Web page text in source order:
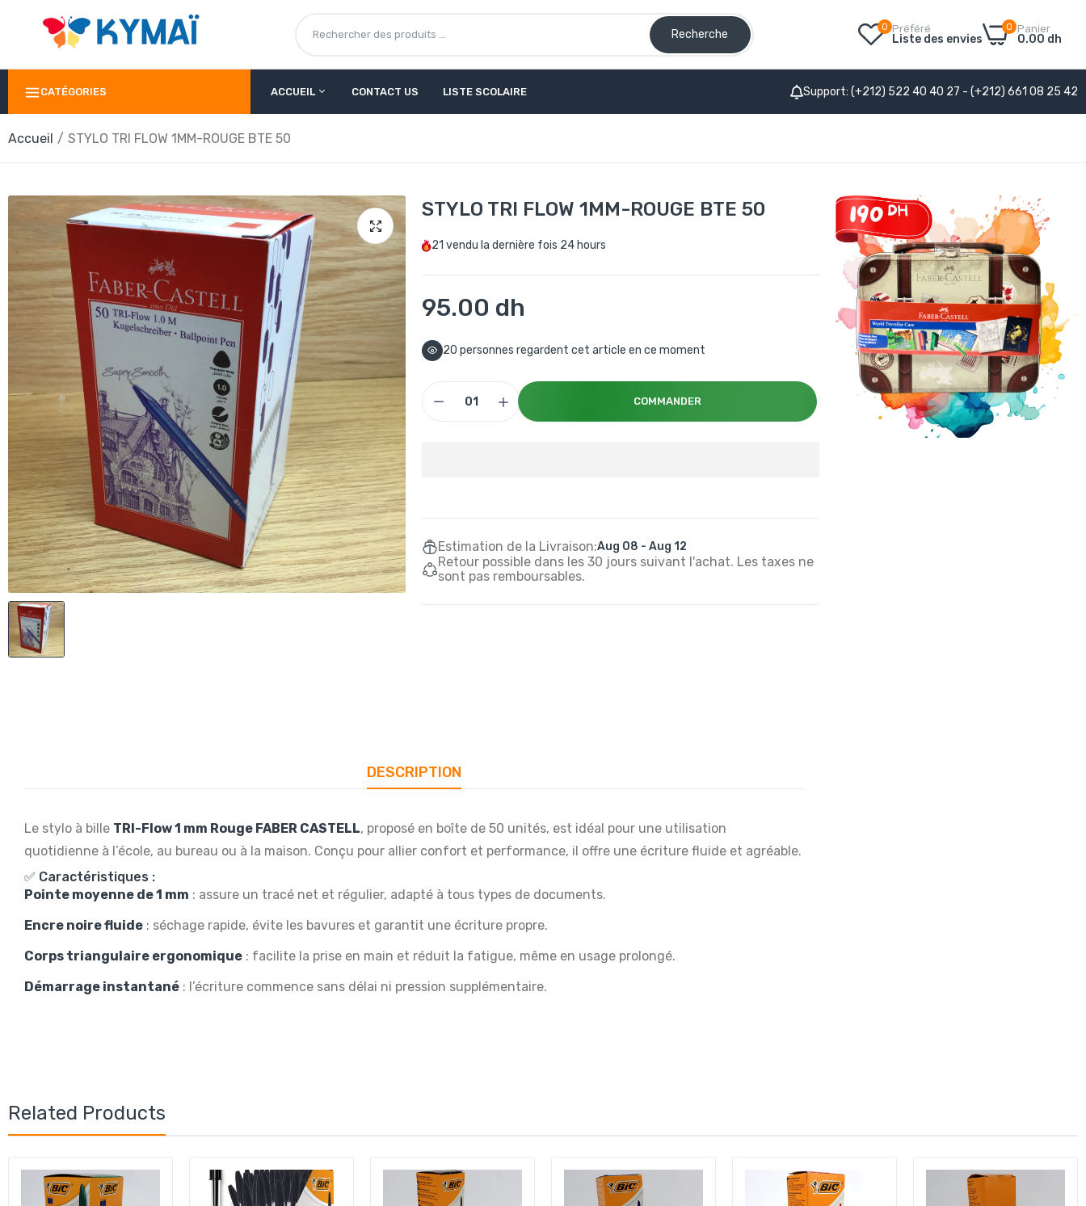
Recherche
0 Préféré
Liste des envies
0 Panier
0.00 dh
CATÉGORIES ACCUEIL CONTACT US LISTE SCOLAIRE Support: (+212) 522 40 40 27 - (+212) 661 08 25 42
Accueil STYLO TRI FLOW 1MM-ROUGE BTE 50
STYLO TRI FLOW 1MM-ROUGE BTE 50
21 vendu la dernière fois 24 hours
95.00 dh
20 personnes regardent cet article en ce moment
COMMANDER
Estimation de la Livraison:Aug 08 - Aug 12
Retour possible dans les 30 jours suivant l'achat. Les taxes ne
sont pas remboursables.
DESCRIPTION
Le stylo à bille TRI-Flow 1 mm Rouge FABER CASTELL, proposé en boîte de 50 unités, est idéal pour une utilisation
quotidienne à l’école, au bureau ou à la maison. Conçu pour allier confort et performance, il offre une écriture fluide et agréable.
✅ Caractéristiques :
Pointe moyenne de 1 mm : assure un tracé net et régulier, adapté à tous types de documents.
Encre noire fluide : séchage rapide, évite les bavures et garantit une écriture propre.
Corps triangulaire ergonomique : facilite la prise en main et réduit la fatigue, même en usage prolongé.
Démarrage instantané : l’écriture commence sans délai ni pression supplémentaire.
Related Products